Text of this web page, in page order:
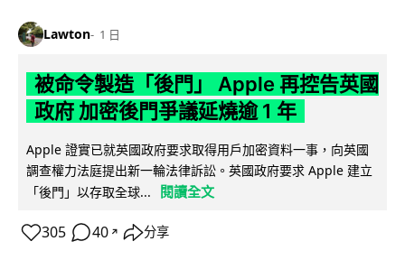
Lawton 1 日
被命令製造「後門」 Apple 再控告英國
政府 加密後門爭議延燒逾 1 年
Apple 證實已就英國政府要求取得用戶加密資料一事，向英國
調查權力法庭提出新一輪法律訴訟。英國政府要求 Apple 建立
「後門」以存取全球...
閱讀全文
305 40 ↗ 分享